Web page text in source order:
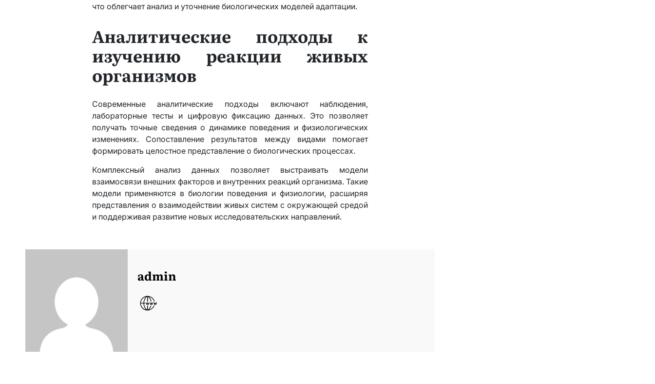
что облегчает анализ и уточнение биологических моделей адаптации.
Аналитические подходы к
изучению реакции живых
организмов
Современные аналитические подходы включают наблюдения,
лабораторные тесты и цифровую фиксацию данных. Это позволяет
получать точные сведения о динамике поведения и физиологических
изменениях. Сопоставление результатов между видами помогает
формировать целостное представление о биологических процессах.
Комплексный анализ данных позволяет выстраивать модели
взаимосвязи внешних факторов и внутренних реакций организма. Такие
модели применяются в биологии поведения и физиологии, расширяя
представления о взаимодействии живых систем с окружающей средой
и поддерживая развитие новых исследовательских направлений.
admin